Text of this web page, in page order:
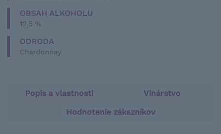
OBSAH ALKOHOLU
12,5 %
ODRODA
Chardonnay
Popis a vlastnosti
Vinárstvo
Hodnotenie zákazníkov